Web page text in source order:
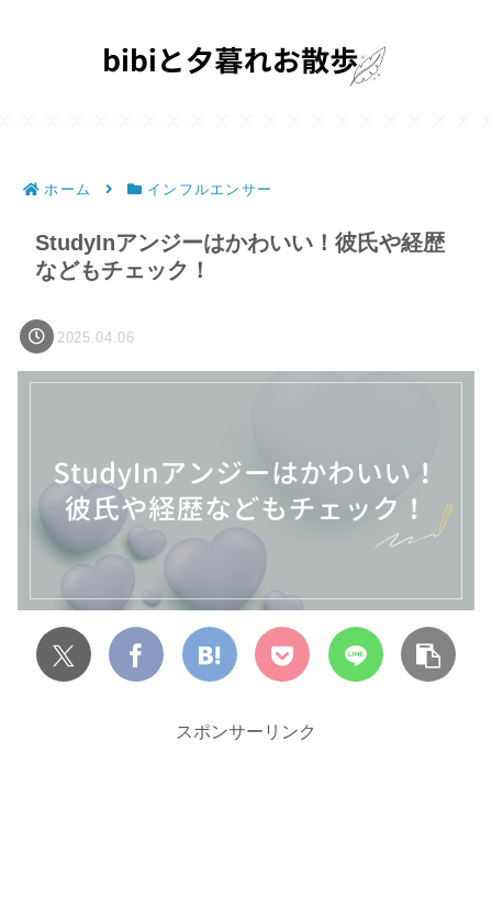
ホーム インフルエンサー
StudyInアンジーはかわいい！彼氏や経歴
などもチェック！
2025.04.06
スポンサーリンク